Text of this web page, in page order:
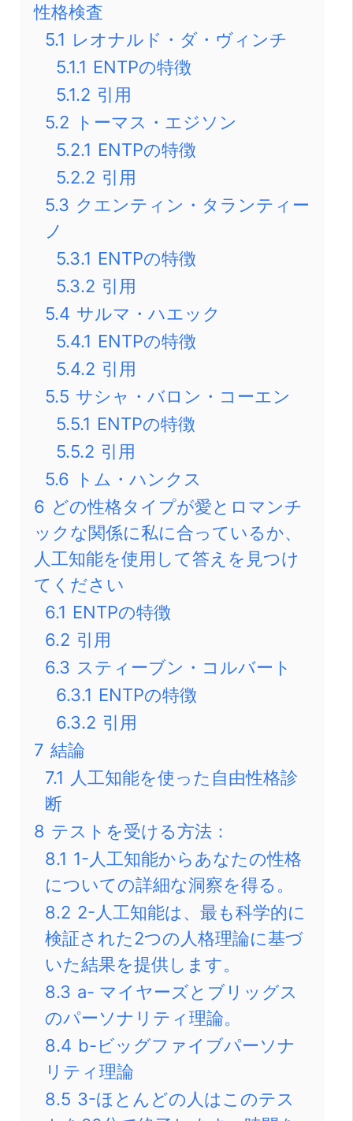
性格検査
5.1 レオナルド・ダ・ヴィンチ
5.1.1 ENTPの特徴
5.1.2 引用
5.2
トーマス・エジソン
5.2.1 ENTPの特徴
5.2.2 引用
5.3 クエンティン・タランティー
ノ
5.3.1 ENTPの特徴
5.3.2 引用
5.4 サルマ・ハエック
5.4.1 ENTPの特徴
5.4.2 引用
5.5 サシャ・バロン・コーエン
5.5.1 ENTPの特徴
5.5.2 引用
5.6
トム・ハンクス
6 どの性格タイプが愛とロマンチ
ックな関係に私に合っているか、
人工知能を使用して答えを見つけ
てください
6.1 ENTPの特徴
6.2 引用
6.3 スティーブン・コルバート
6.3.1 ENTPの特徴
6.3.2 引用
7 結論
7.1 人工知能を使った自由性格診
断
8 テストを受ける方法：
8.1 1-人工知能からあなたの性格
についての詳細な洞察を得る。
8.2 2-人工知能は、最も科学的に
検証された2つの人格理論に基づ
いた結果を提供します。
8.3 a- マイヤーズとブリッグス
のパーソナリティ理論。
8.4 b-ビッグファイブパーソナ
リティ理論
8.5 3-ほとんどの人はこのテス